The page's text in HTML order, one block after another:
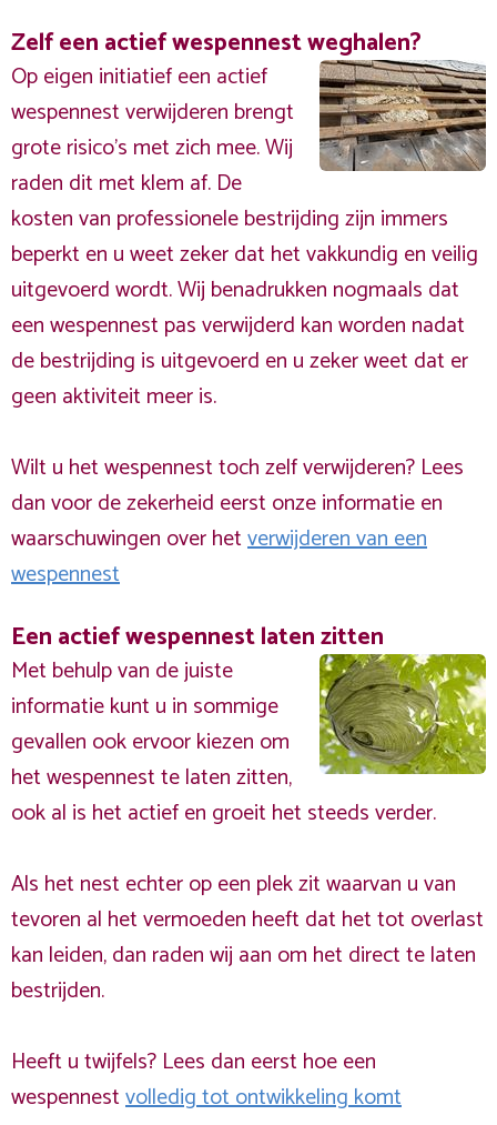
Zelf een actief wespennest weghalen?
Op eigen initiatief een actief
wespennest verwijderen brengt
grote risico’s met zich mee. Wij
raden dit met klem af. De
kosten van professionele bestrijding zijn immers
beperkt en u weet zeker dat het vakkundig en veilig
uitgevoerd wordt. Wij benadrukken nogmaals dat
een wespennest pas verwijderd kan worden nadat
de bestrijding is uitgevoerd en u zeker weet dat er
geen aktiviteit meer is.
Wilt u het wespennest toch zelf verwijderen? Lees
dan voor de zekerheid eerst onze informatie en
waarschuwingen over hetverwijderen van een
wespennest
Een actief wespennest laten zitten
Met behulp van de juiste
informatie kunt u in sommige
gevallen ook ervoor kiezen om
het wespennest te laten zitten,
ook al is het actief en groeit het steeds verder.
Als het nest echter op een plek zit waarvan u van
tevoren al het vermoeden heeft dat het tot overlast
kan leiden, dan raden wij aan om het direct te laten
bestrijden.
Heeft u twijfels? Lees dan eerst hoe een
wespennestvolledig tot ontwikkeling komt